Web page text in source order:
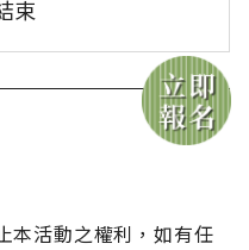
束
本活動之權利，如有任